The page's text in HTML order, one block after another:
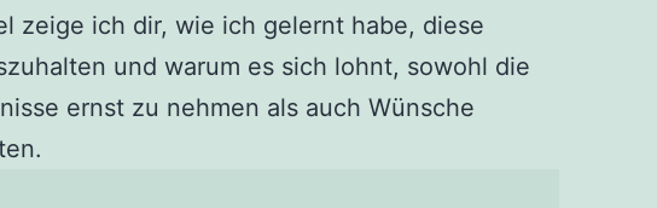
zeige ich dir, wie ich gelernt habe, diese
und warum es sich lohnt, sowohl die
ernst zu nehmen als auch Wünsche